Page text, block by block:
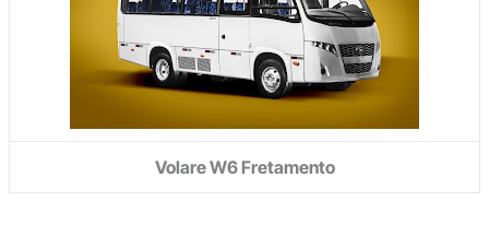
Volare W6 Fretamento